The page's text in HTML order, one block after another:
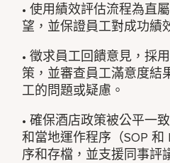
• 使用績效評估流程為直
望，並保證員工對成功績
• 徵求員工回饋意見，採
策，並審查員工滿意度結
工的問題或疑慮。
• 確保酒店政策被公平一
和當地運作程序（SOP 和
序和存檔，並支援同事評